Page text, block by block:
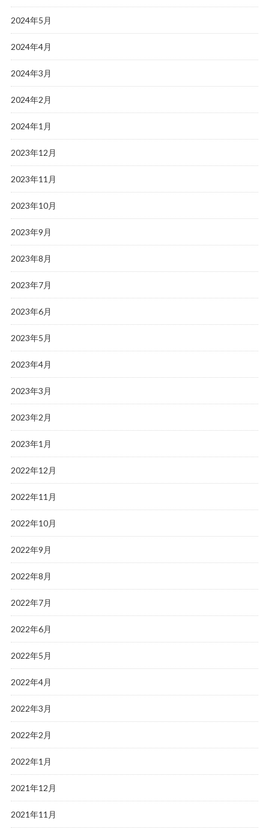
2024年5月
2024年4月
2024年3月
2024年2月
2024年1月
2023年12月
2023年11月
2023年10月
2023年9月
2023年8月
2023年7月
2023年6月
2023年5月
2023年4月
2023年3月
2023年2月
2023年1月
2022年12月
2022年11月
2022年10月
2022年9月
2022年8月
2022年7月
2022年6月
2022年5月
2022年4月
2022年3月
2022年2月
2022年1月
2021年12月
2021年11月